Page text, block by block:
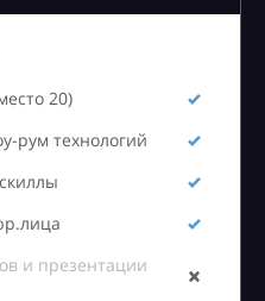
20)
рум технологий
и презентации